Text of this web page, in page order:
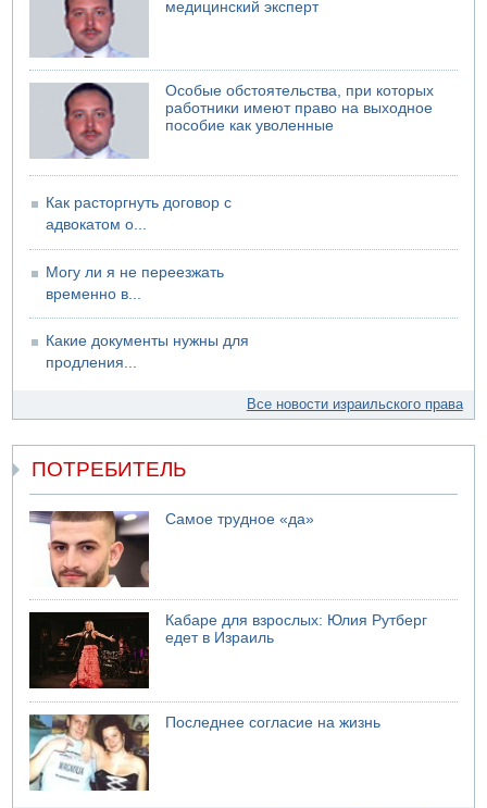
Скончался водитель, врезавшийся в стену в
Иерусалиме
Подозреваемый в домогательствах в хостеле - Гильбоа
Дахан
07.08.2026 17:55
Обнародовано имя полицейского, подозреваемого в
07.08.2026 17:51
БАГАЦ отказался заморозить лишение налоговых льгот
для уклонистов-харедим
07.08.2026 17:48
В Иерусалиме водитель врезался в забор и серьезно
пострадал
медицинский эксперт
Особые обстоятельства, при которых
работники имеют право на выходное
пособие как уволенные
Как расторгнуть договор с
адвокатом о...
Могу ли я не переезжать
временно в...
Какие документы нужны для
продления...
Все новости израильского права
ПОТРЕБИТЕЛЬ
Самое трудное «да»
Кабаре для взрослых: Юлия Рутберг
едет в Израиль
Последнее согласие на жизнь